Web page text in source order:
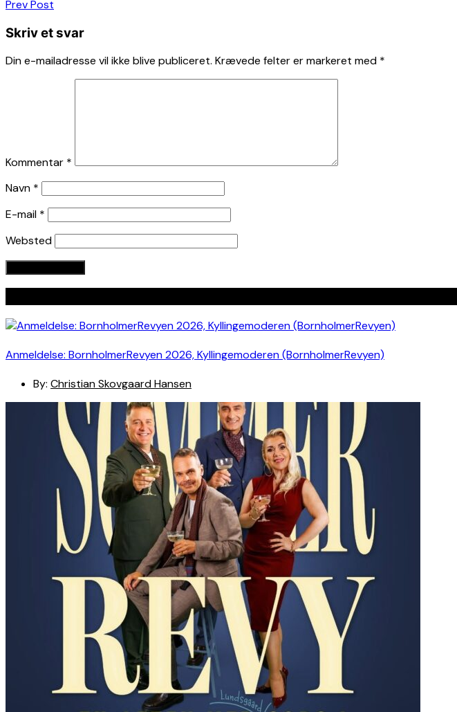
Indlægsnavigation
Prev Post
Skriv et svar
Din e-mailadresse vil ikke blive publiceret. Krævede felter er markeret med *
Kommentar *
Navn *
E-mail *
Websted
Anmeldelse: BornholmerRevyen 2026, Kyllingemoderen (BornholmerRevyen)
By: Christian Skovgaard Hansen